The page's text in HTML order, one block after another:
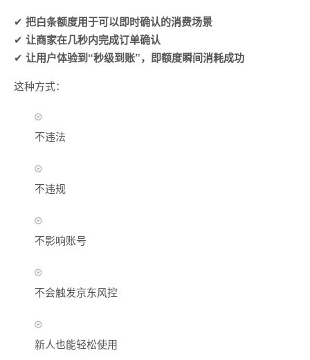
✔ 把白条额度用于可以即时确认的消费场景
✔ 让商家在几秒内完成订单确认
✔ 让用户体验到“秒级到账”，即额度瞬间消耗成功
这种方式：
不违法
不违规
不影响账号
不会触发京东风控
新人也能轻松使用